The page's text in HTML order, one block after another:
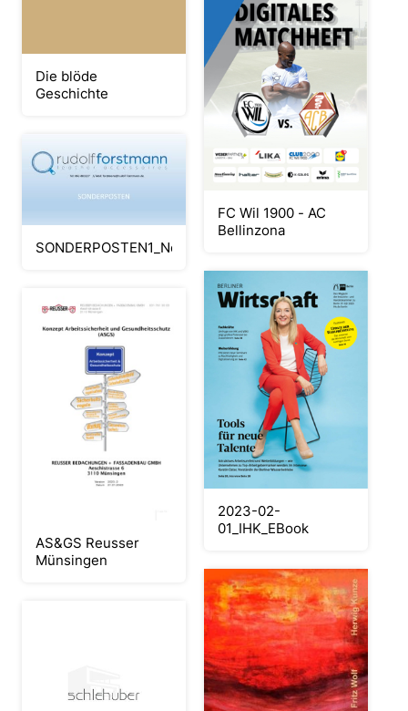
Die blöde
Geschichte
SONDERPOSTEN1_Neat
FC Wil 1900 - AC
Bellinzona
AS&GS Reusser
Münsingen
2023-02-
01_IHK_EBook